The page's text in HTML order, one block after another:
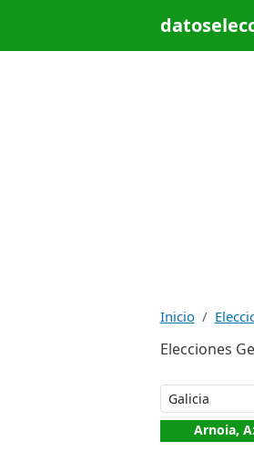
Inicio
Elecciones
Arnoia,